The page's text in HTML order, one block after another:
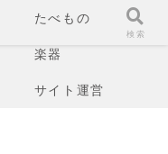
たべもの
楽器
サイト運営
検索